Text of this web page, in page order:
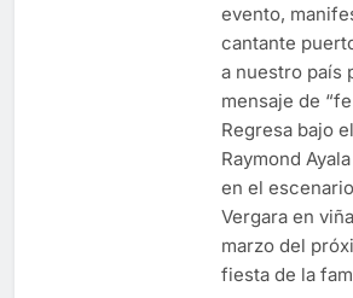
evento,
cantante
a nuestro país
mensaje de
Regresa bajo
Raymond
en el
Vergara en
marzo del
fiesta de la